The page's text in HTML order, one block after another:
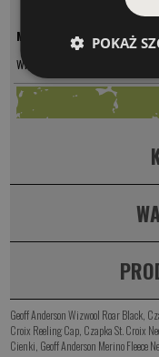
MODEL
Wizwool Roar Blue
Geoff Anderson Wizwool Roar Black
Croix Reeling Cap Czapka St. Croix
Cienki Geoff Anderson Merino Fleece
POKAŻ